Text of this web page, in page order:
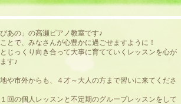
あの」の高瀬ピアノ教室です♪
とで、みなさんが心豊かに過ごせますように！
じっくり向き合って大事に育てていくレッスンを心が
す♪
や市外からも、４才～大人の方まで習いに来てくださ
回の個人レッスンと不定期のグループレッスンをして